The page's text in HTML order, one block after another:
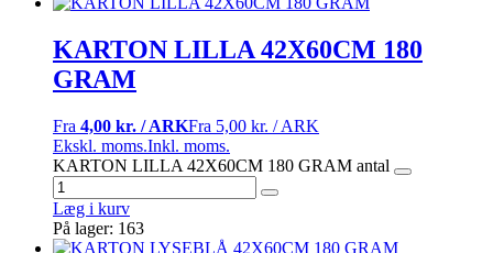
KARTON LILLA 42X60CM 180
GRAM
Fra 4,00 kr. / ARKFra 5,00 kr. / ARK
Ekskl. moms.Inkl. moms.
KARTON LILLA 42X60CM 180 GRAM antal
Læg i kurv
På lager: 163